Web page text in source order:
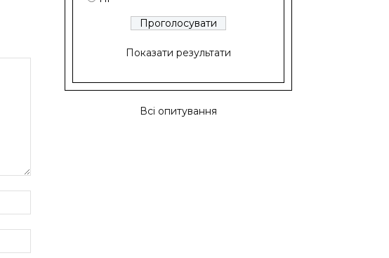
Показати результати
Всі опитування